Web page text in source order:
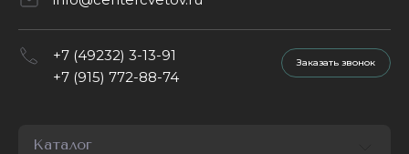
+7 (49232) 3-13-91
+7 (915) 772-88-74
Заказать звонок
Каталог